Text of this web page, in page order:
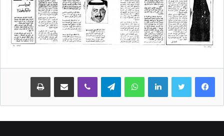
لينكدإن واتساب تيلقرام